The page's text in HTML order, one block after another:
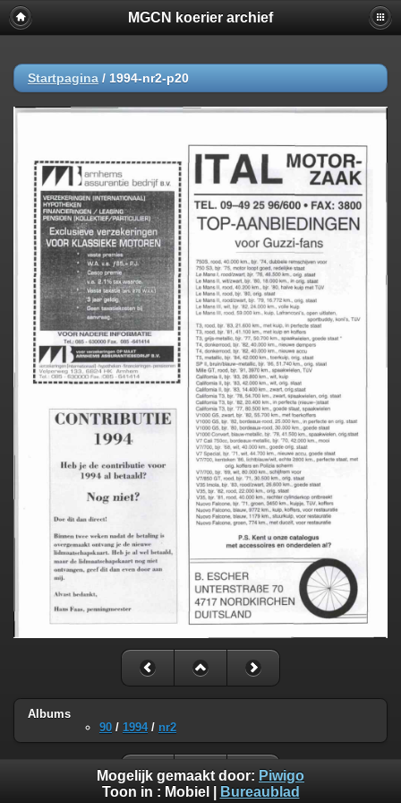
MGCN koerier archief
Startpagina / 1994-nr2-p20
Albums
90 / 1994/ nr2
Mogelijk gemaakt door: Piwigo
Toon in : Mobiel Bureaublad